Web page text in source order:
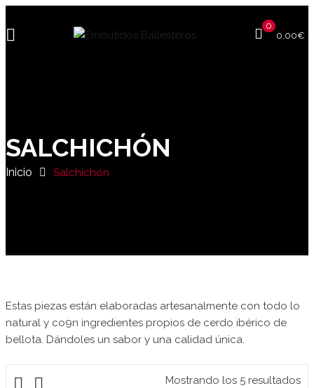
0
0,00€
SALCHICHÓN
Inicio Salchichón
Estas piezas están elaboradas artesanalmente con todo lo
natural y co9n ingredientes propios de cerdo ibérico de
bellota. Dándoles un sabor y una calidad única.
Mostrando los 5 resultados